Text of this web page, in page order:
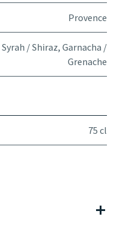
Provence
Syrah / Shiraz, Garnacha /
Grenache
75 cl